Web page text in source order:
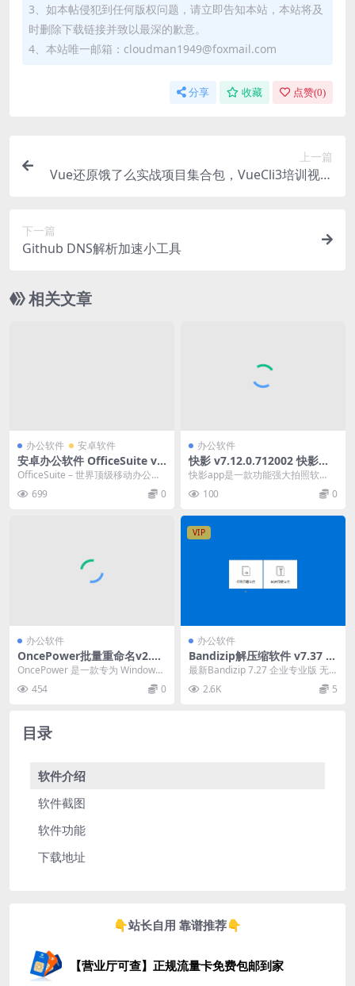
3、如本帖侵犯到任何版权问题，请立即告知本站，本站将及
时删除下载链接并致以最深的歉意。
4、本站唯一邮箱：cloudman1949@foxmail.com
分享 收藏 点赞(0)
上一篇
Vue还原饿了么实战项目集合包，VueCli3培训视频
下一篇
Github DNS解析加速小工具
相关文章
办公软件 安卓软件
安卓办公软件 OfficeSuite v1
4.7.53174 中文高级版
OfficeSuite – 世界顶级移动办公软
699 0
办公软件
快影 v7.12.0.712002 快影强
大的视频编辑功能软件，去广
快影app是一款功能强大拍照软
图，构图是一幅好摄影作...
100 0
办公软件
OncePower批量重命名v2.23
绿色版
OncePower 是一款专为 Windows
平台设计的文件和文件夹批量重命
名...454 0
VIP
办公软件
Bandizip解压缩软件 v7.37 正
式版解锁专业版
最新Bandizip 7.27 企业专业版 无
2.6K 5
目录
软件介绍
软件截图
软件功能
下载地址
👇站长自用 靠谱推荐👇
【营业厅可查】正规流量卡免费包邮到家